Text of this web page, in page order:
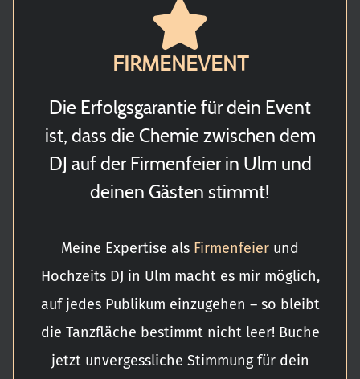
FIRMENEVENT
Die Erfolgsgarantie für dein Event
ist, dass die Chemie zwischen dem
DJ auf der Firmenfeier in Ulm und
deinen Gästen stimmt!
Meine Expertise als Firmenfeier und
Hochzeits DJ in Ulm macht es mir möglich,
auf jedes Publikum einzugehen – so bleibt
die Tanzfläche bestimmt nicht leer! Buche
jetzt unvergessliche Stimmung für dein